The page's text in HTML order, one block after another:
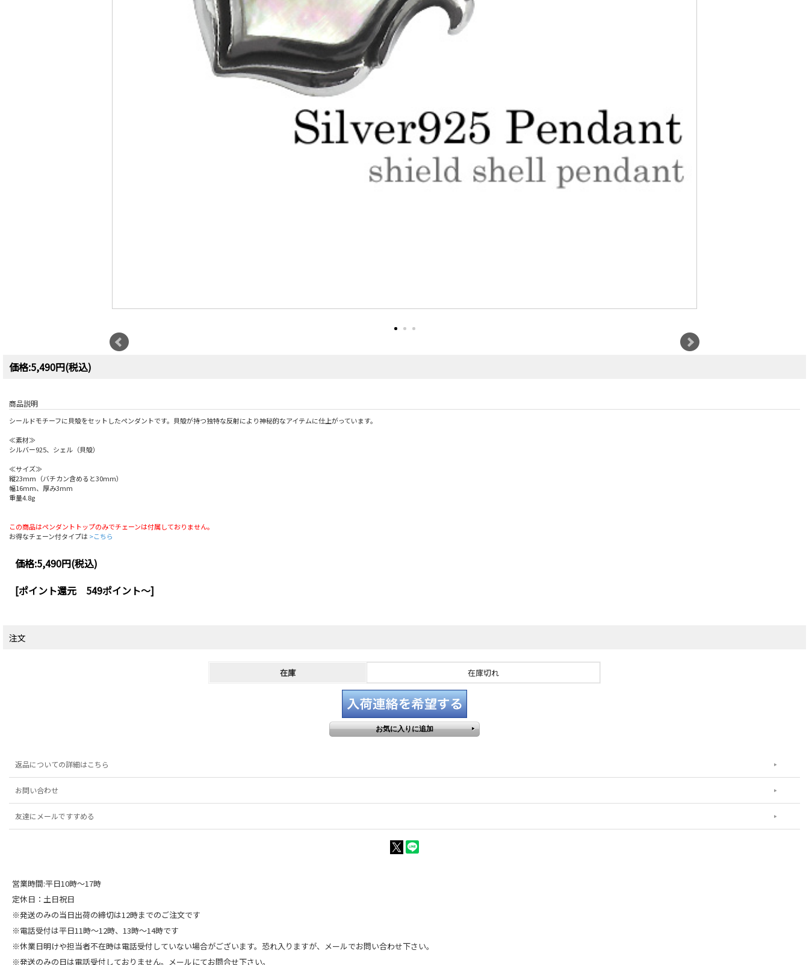
価格:5,490円(税込)
商品説明
シールドモチーフに貝殻をセットしたペンダントです。貝殻が持つ独特な反射により神秘的なアイテムに仕上がっています。
≪素材≫
シルバー925、シェル（貝殻）
≪サイズ≫
縦23mm（バチカン含めると30mm）
幅16mm、厚み3mm
重量4.8g
この商品はペンダントトップのみでチェーンは付属しておりません。
お得なチェーン付タイプは >こちら
価格:5,490円(税込)
[ポイント還元 549ポイント～]
注文
在庫 在庫切れ
返品についての詳細はこちら
お問い合わせ
友達にメールですすめる
営業時間:平日10時～17時
定休日：土日祝日
※発送のみの当日出荷の締切は12時までのご注文です
※電話受付は平日11時～12時、13時～14時です
※休業日明けや担当者不在時は電話受付していない場合がございます。恐れ入りますが、メールでお問い合わせ下さい。
※発送のみの日は電話受付しておりません。メールにてお問合せ下さい。